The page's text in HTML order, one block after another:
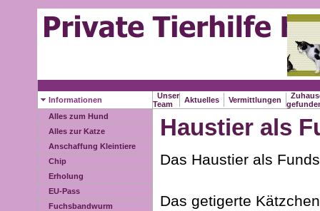
Informationen
Unser
Team
Aktuelles Vermittlungen
Alles zum Hund
Alles zur Katze
Anschaffung Kleintiere
Chip
Erholung
EU-Pass
Fuchsbandwurm
Haustier als
Das Haustier als
Das getigerte